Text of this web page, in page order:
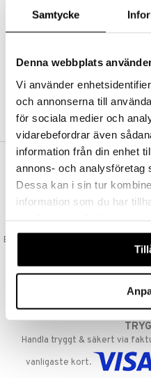
Samtycke
Denna webbplats
Vi använder
och annonserna till
för sociala medier och
vidarebefordrar även
information från din enhet
annons- och analysföretag
Dessa kan i sin tur
information som du har
våra cookies vid fortsatt
Abonnemang
Bevaka produkter
Recensera produkter
SKAPA KUND
VAD
Vi erbjuder fri frakt från 350 kr.
utifån vilken avdelning
Beställningar lagda före 14:00
oss
GODKÄND AV
EU-logotypen är symbolen
Handla tryggt & säkert via
vanligaste kort.